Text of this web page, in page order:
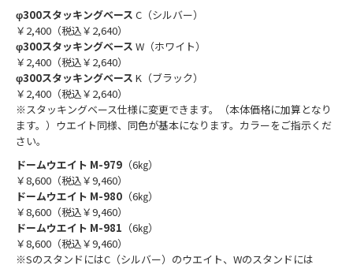
φ300スタッキングベース C（シルバー）
￥2,400（税込￥2,640）
φ300スタッキングベース W（ホワイト）
￥2,400（税込￥2,640）
φ300スタッキングベース K（ブラック）
￥2,400（税込￥2,640）
※スタッキングベース仕様に変更できます。（本体価格に加算となり
ます。）ウエイト同様、同色が基本になります。カラーをご指示くだ
さい。
ドームウエイト M-979 （6㎏）
￥8,600（税込￥9,460）
ドームウエイト M-980 （6㎏）
￥8,600（税込￥9,460）
ドームウエイト M-981 （6㎏）
￥8,600（税込￥9,460）
※SのスタンドにはC（シルバー）のウエイト、Wのスタンドには